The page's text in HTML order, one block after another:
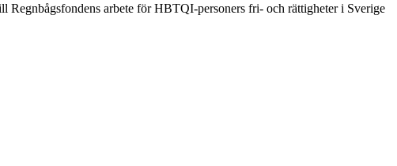
arbete för HBTQI-personers fri- och rättigheter i Sverige